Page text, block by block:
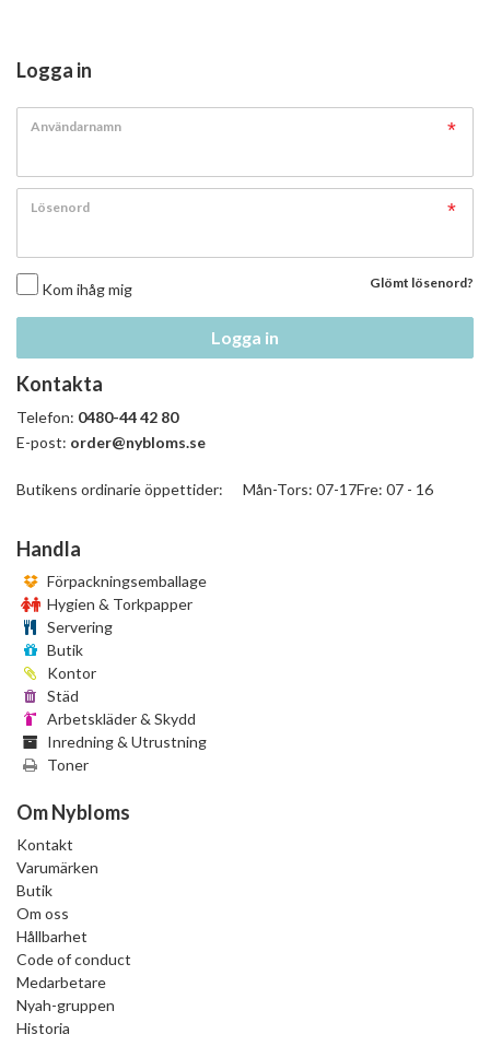
Logga in
Användarnamn
Lösenord
Kom ihåg mig Glömt lösenord?
Logga in
Kontakta
Telefon: 0480-44 42 80
E-post: order@nybloms.se
Butikens ordinarie öppettider: Mån-Tors: 07-17Fre: 07 - 16
Handla
Förpackningsemballage
Hygien & Torkpapper
Servering
Butik
Kontor
Städ
Arbetskläder & Skydd
Inredning & Utrustning
Toner
Om Nybloms
Kontakt
Varumärken
Butik
Om oss
Hållbarhet
Code of conduct
Medarbetare
Nyah-gruppen
Historia